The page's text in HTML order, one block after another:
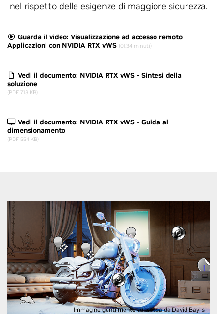
nel rispetto delle esigenze di maggiore sicurezza.
Guarda il video: Visualizzazione ad accesso remoto
Applicazioni con NVIDIA RTX vWS (01:34 minuti)
Vedi il documento: NVIDIA RTX vWS - Sintesi della
soluzione
(PDF 713 KB)
Vedi il documento: NVIDIA RTX vWS - Guida al
dimensionamento
(PDF 554 KB)
Immagine gentilmente concessa da David Baylis